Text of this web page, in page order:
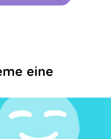
eine